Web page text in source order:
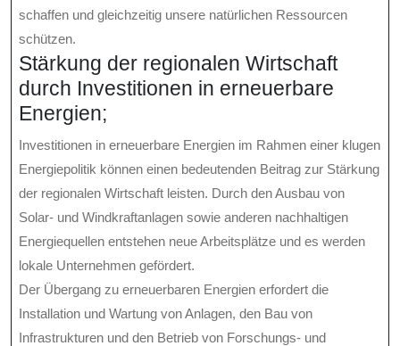
schaffen und gleichzeitig unsere natürlichen Ressourcen
schützen.
Stärkung der regionalen Wirtschaft
durch Investitionen in erneuerbare
Energien;
Investitionen in erneuerbare Energien im Rahmen einer klugen
Energiepolitik können einen bedeutenden Beitrag zur Stärkung
der regionalen Wirtschaft leisten. Durch den Ausbau von
Solar- und Windkraftanlagen sowie anderen nachhaltigen
Energiequellen entstehen neue Arbeitsplätze und es werden
lokale Unternehmen gefördert.
Der Übergang zu erneuerbaren Energien erfordert die
Installation und Wartung von Anlagen, den Bau von
Infrastrukturen und den Betrieb von Forschungs- und